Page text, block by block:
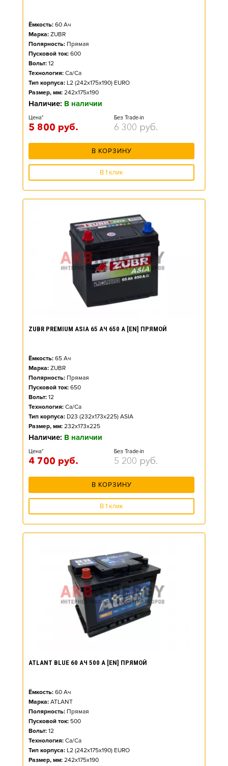
Ёмкость: 60 Ач
Марка: ZUBR
Полярность: Прямая
Пусковой ток: 600
Вольт: 12
Технология: Ca/Ca
Тип корпуса: L2 (242x175x190) EURO
Размер, мм: 242x175x190
Наличие: В наличии
Цена*
5 800 руб.
Без Trade-in
6 300 руб.
В КОРЗИНУ
В 1 клик
ZUBR PREMIUM ASIA 65 АЧ 650 А [EN] ПРЯМОЙ
Ёмкость: 65 Ач
Марка: ZUBR
Полярность: Прямая
Пусковой ток: 650
Вольт: 12
Технология: Ca/Ca
Тип корпуса: D23 (232x173x225) ASIA
Размер, мм: 232x173x225
Наличие: В наличии
Цена*
4 700 руб.
Без Trade-in
5 200 руб.
В КОРЗИНУ
В 1 клик
ATLANT BLUE 60 АЧ 500 А [EN] ПРЯМОЙ
Ёмкость: 60 Ач
Марка: ATLANT
Полярность: Прямая
Пусковой ток: 500
Вольт: 12
Технология: Ca/Ca
Тип корпуса: L2 (242x175x190) EURO
Размер, мм: 242x175x190